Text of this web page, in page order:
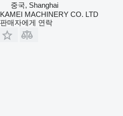
중국, Shanghai
KAMEI MACHINERY CO. LTD
판매자에게 연락